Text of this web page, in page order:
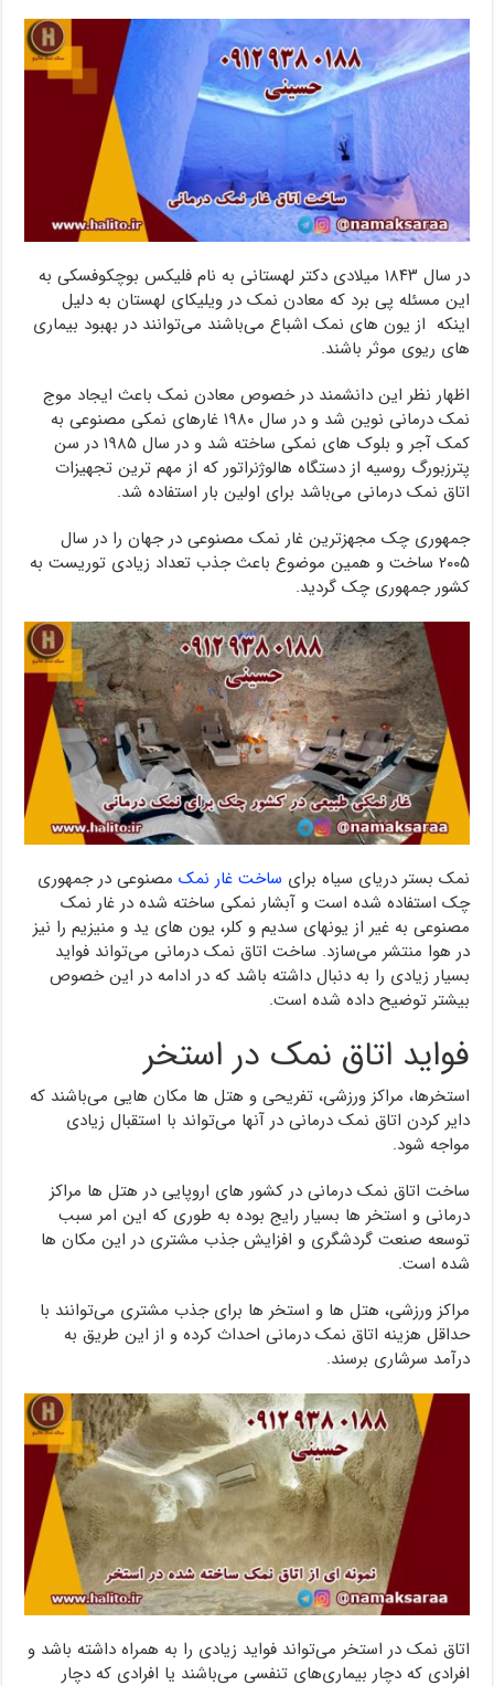
در سال ۱۸۴۳ میلادی دکتر لهستانی به نام فلیکس بوچکوفسکی به
این مسئله پی برد که معادن نمک در ویلیکای لهستان به دلیل
اینکه از یون های نمک اشباع می‌باشند می‌توانند در بهبود بیماری
های ریوی موثر باشند.
اظهار نظر این دانشمند در خصوص معادن نمک باعث ایجاد موج
نمک درمانی نوین شد و در سال ۱۹۸۰ غارهای نمکی مصنوعی به
کمک آجر و بلوک های نمکی ساخته شد و در سال ۱۹۸۵ در سن
پترزبورگ روسیه از دستگاه هالوژنراتور که از مهم ترین تجهیزات
اتاق نمک درمانی می‌باشد برای اولین بار استفاده شد.
جمهوری چک مجهزترین غار نمک مصنوعی در جهان را در سال
۲۰۰۵ ساخت و همین موضوع باعث جذب تعداد زیادی توریست به
کشور جمهوری چک گردید.
نمک بستر دریای سیاه برای ساخت غار نمک مصنوعی در جمهوری
چک استفاده شده است و آبشار نمکی ساخته شده در غار نمک
مصنوعی به غیر از یونهای سدیم و کلر، یون های ید و منیزیم را نیز
در هوا منتشر می‌سازد. ساخت اتاق نمک درمانی می‌تواند فواید
بسیار زیادی را به دنبال داشته باشد که در ادامه در این خصوص
بیشتر توضیح داده شده است.
فواید اتاق نمک در استخر
استخرها، مراکز ورزشی، تفریحی و هتل ها مکان هایی می‌باشند که
دایر کردن اتاق نمک درمانی در آنها می‌تواند با استقبال زیادی
مواجه شود.
ساخت اتاق نمک درمانی در کشور های اروپایی در هتل ها مراکز
درمانی و استخر ها بسیار رایج بوده به طوری که این امر سبب
توسعه صنعت گردشگری و افزایش جذب مشتری در این مکان ها
شده است.
مراکز ورزشی، هتل ها و استخر ها برای جذب مشتری می‌توانند با
حداقل هزینه اتاق نمک درمانی احداث کرده و از این طریق به
درآمد سرشاری برسند.
اتاق نمک در استخر می‌تواند فواید زیادی را به همراه داشته باشد و
افرادی که دچار بیماری‌های تنفسی می‌باشند یا افرادی که دچار